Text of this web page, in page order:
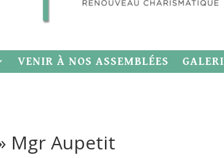
VENIR À NOS ASSEMBLÉES
Mgr Aupetit